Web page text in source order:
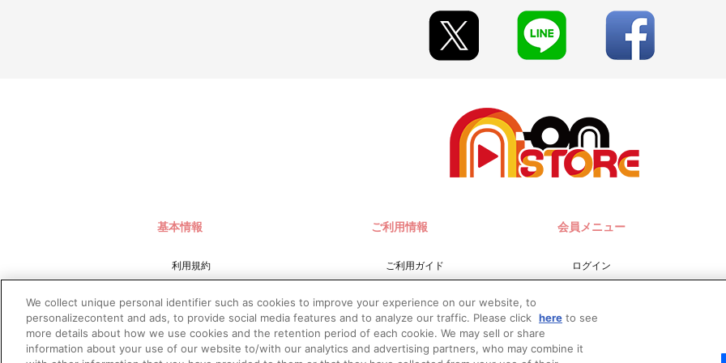
基本情報
利用規約
プライバシーポリシー
プライバシーオプション
ご利用情報
ご利用ガイド
お問い合わせ
推奨環境
会員メニュー
ログイン
新規会員登録
We collect unique personal identifier such as cookies to improve your experience on our website, to
personalizecontent and ads, to provide social media features and to analyze our traffic. Please click here to see
more details about how we use cookies and the retention period of each cookie. We may sell or share
information about your use of our website to/with our analytics and advertising partners, who may combine it